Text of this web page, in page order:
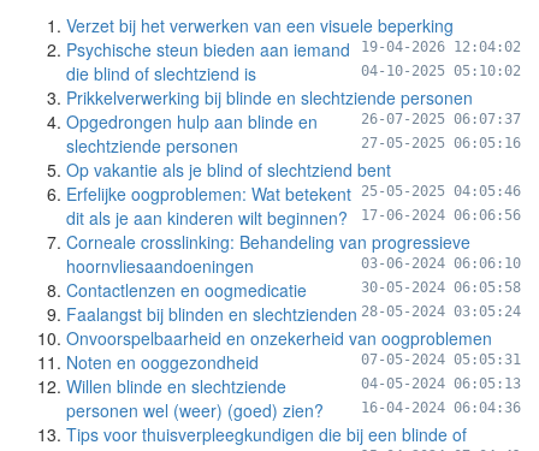
Verzet bij het verwerken van een visuele beperking
19-04-2026 12:04:02
Psychische steun bieden aan iemand
die blind of slechtziend is
04-10-2025 05:10:02
Prikkelverwerking bij blinde en slechtziende personen
26-07-2025 06:07:37
Opgedrongen hulp aan blinde en
slechtziende personen
27-05-2025 06:05:16
Op vakantie als je blind of slechtziend bent
25-05-2025 04:05:46
Erfelijke oogproblemen: Wat betekent
dit als je aan kinderen wilt beginnen?
17-06-2024 06:06:56
Corneale crosslinking: Behandeling van progressieve
hoornvliesaandoeningen
03-06-2024 06:06:10
Contactlenzen en oogmedicatie 30-05-2024 06:05:58
Faalangst bij blinden en slechtzienden 28-05-2024 03:05:24
Onvoorspelbaarheid en onzekerheid van oogproblemen
07-05-2024 05:05:31
Noten en ooggezondheid
04-05-2024 06:05:13
Willen blinde en slechtziende
personen wel (weer) (goed) zien?
16-04-2024 06:04:36
Tips voor thuisverpleegkundigen die bij een blinde of